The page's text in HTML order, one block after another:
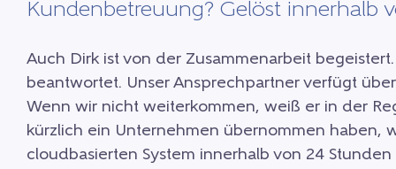
Kundenbetreuung? Gelöst innerhalb
Auch Dirk ist von der Zusammenarbeit
beantwortet. Unser Ansprechpartner verfügt
Wenn wir nicht weiterkommen, weiß er in der
kürzlich ein Unternehmen übernommen haben,
cloudbasierten System innerhalb von 24